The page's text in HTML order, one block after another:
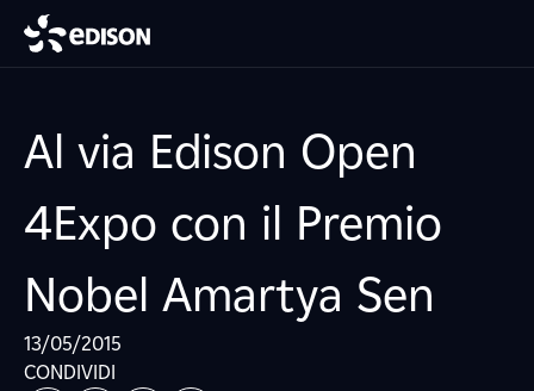
Al via Edison Open
4Expo con il Premio
Nobel Amartya Sen
13/05/2015
CONDIVIDI